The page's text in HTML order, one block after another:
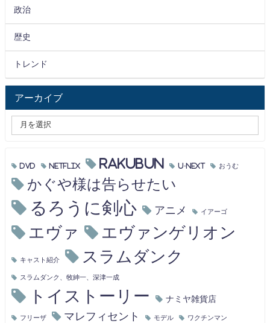
政治
歴史
トレンド
アーカイブ
DVD Netflix RAKUBUN U-NEXT おうむ
かぐや様は告らせたい
るろうに剣心 アニメ イアーゴ
エヴァ エヴァンゲリオン
キャスト紹介 スラムダンク
スラムダンク、牧紳一、深津一成
トイストーリー ナミヤ雑貨店
フリーザ マレフィセント モデル ワクチンマン